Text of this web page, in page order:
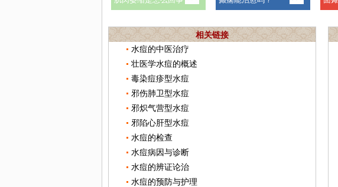
相关链接
水痘的中医治疗
壮医学水痘的概述
毒染痘疹型水痘
邪伤肺卫型水痘
邪炽气营型水痘
邪陷心肝型水痘
水痘的检查
水痘病因与诊断
水痘的辨证论治
水痘的预防与护理